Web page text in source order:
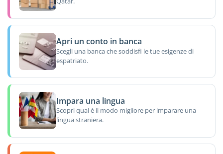
Apri un conto in banca
Scegli una banca che soddisfi le tue esigenze di
espatriato.
Impara una lingua
Scopri qual è il modo migliore per imparare una
lingua straniera.